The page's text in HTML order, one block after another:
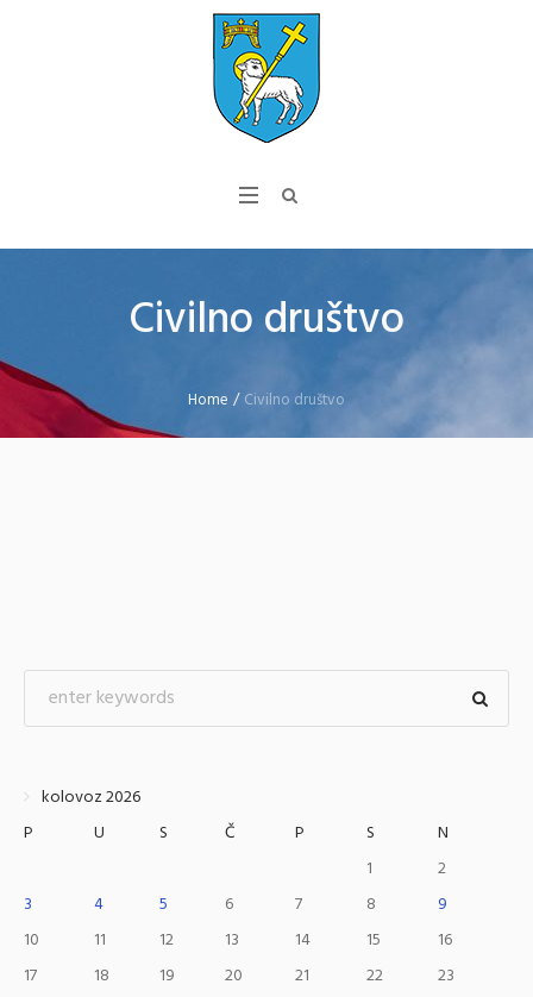
Civilno društvo
Home /Civilno društvo
kolovoz 2026
P
U S Č P S
N
1
2
3
4 5 6 7 8
9
10
11 12 13 14 15
16
17
18 19 20 21 22
23